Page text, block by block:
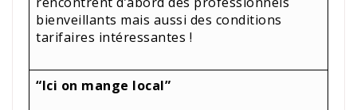
bienveillants mais aussi des conditions
tarifaires intéressantes !
“Ici on mange local”